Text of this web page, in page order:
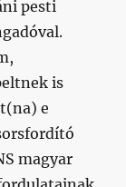
pesti
is
e
magyar